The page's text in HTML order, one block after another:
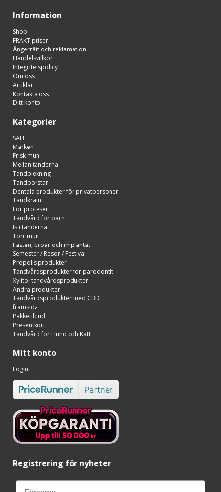
Information
Shop
FRAKT priser
Ångerrätt och reklamation
Handelsvillkor
Integritetspolicy
Om oss
Artiklar
Kontakta oss
Ditt konto
Kategorier
SALE
Märken
Frisk mun
Mellan tänderna
Tandblekning
Tandborstar
Dentala produkter för privatpersoner
Tandkräm
För proteser
Tandvård för barn
Is i tänderna
Torr mun
Fästen, broar och implantat
Semester / Resor / Festival
Propolis produkter
Tandvårdsprodukter för parodontit
Xylitol tandvårdsprodukter
Andra produkter
Tandvårdsprodukter med CBD
framsida
Pakketilbud
Presentkort
Tandvård för Hund och Katt
Mitt konto
Login
Registrering för nyheter